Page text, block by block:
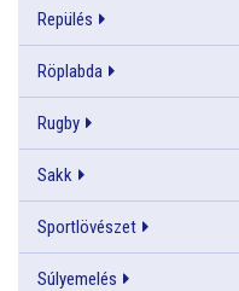
Repülés
Röplabda
Rugby
Sakk
Sportlövészet
Súlyemelés